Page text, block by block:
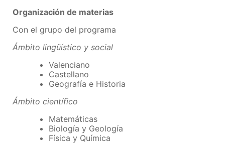
Organización de materias
Con el grupo del programa
Ámbito lingüístico y social
Valenciano
Castellano
Geografía e Historia
Ámbito científico
Matemáticas
Biología y Geología
Física y Química